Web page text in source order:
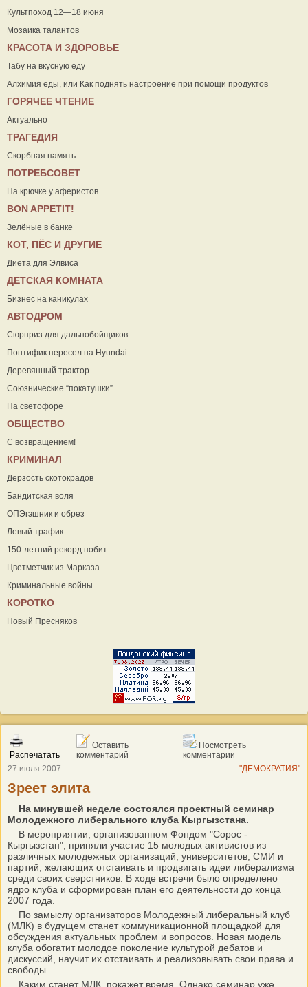
Культпоход 12—18 июня
Мозаика талантов
КРАСОТА И ЗДОРОВЬЕ
Табу на вкусную еду
Алхимия еды, или Как поднять настроение при помощи продуктов
ГОРЯЧЕЕ ЧТЕНИЕ
Актуально
ТРАГЕДИЯ
Скорбная память
ПОТРЕБСОВЕТ
На крючке у аферистов
ВON APPETIT!
Зелёные в банке
КОТ, ПЁС И ДРУГИЕ
Диета для Элвиса
ДЕТСКАЯ КОМНАТА
Бизнес на каникулах
АВТОДРОМ
Сюрприз для дальнобойщиков
Понтифик пересел на Hyundai
Деревянный трактор
Союзнические “покатушки”
На светофоре
ОБЩЕСТВО
С возвращением!
КРИМИНАЛ
Дерзость скотокрадов
Бандитская воля
ОПЭгэшник и обрез
Левый трафик
150-летний рекорд побит
Цветметчик из Марказа
Криминальные войны
КОРОТКО
Новый Пресняков
Распечатать
Оставить
комментарий
Посмотреть
комментарии
27 июля 2007
"ДЕМОКРАТИЯ"
Зреет элита
На минувшей неделе состоялся проектный семинар
Молодежного либерального клуба Кыргызстана.
В мероприятии, организованном Фондом "Сорос -
Кыргызстан", приняли участие 15 молодых активистов из
различных молодежных организаций, университетов, СМИ и
партий, желающих отстаивать и продвигать идеи либерализма
среди своих сверстников. В ходе встречи было определено
ядро клуба и сформирован план его деятельности до конца
2007 года.
По замыслу организаторов Молодежный либеральный клуб
(МЛК) в будущем станет коммуникационной площадкой для
обсуждения актуальных проблем и вопросов. Новая модель
клуба обогатит молодое поколение культурой дебатов и
дискуссий, научит их отстаивать и реализовывать свои права и
свободы.
Каким станет МЛК, покажет время. Однако семинар уже